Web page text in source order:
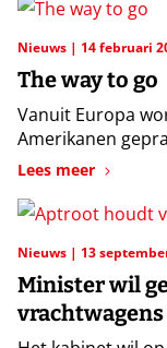
Nieuws 14 februari
The way to go
Vanuit Europa
Amerikanen
Lees meer
Nieuws 13
Minister wil
vrachtwagens